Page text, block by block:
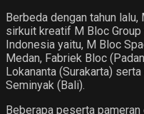
Berbeda dengan tahun
sirkuit kreatif M Bloc
Indonesia yaitu, M Bloc
Medan, Fabriek Bloc
Lokananta (Surakarta)
Seminyak (Bali).
Beberapa peserta